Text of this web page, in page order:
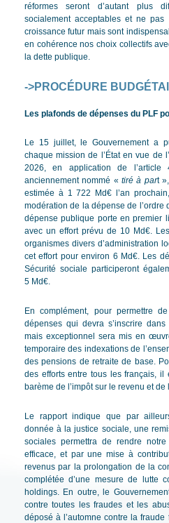
réformes seront d’autant plus
socialement acceptables et ne
croissance futur mais sont
en cohérence nos choix collectifs
la dette publique.
->PROCÉDURE
Les plafonds de dépenses du PLF
Le 15 juillet, le Gouvernement a
chaque mission de l’État en vue de
2026, en application de
anciennement nommé « tiré à part
estimée à 1 722 Md€ l’an
modération de la dépense de
dépense publique porte en premier
avec un effort prévu de 10 Md€.
organismes divers d’administration
cet effort pour environ 6 Md€. Les
Sécurité sociale participeront
5 Md€.
En complément, pour permettre
dépenses qui devra s’inscrire
mais exceptionnel sera mis en
temporaire des indexations de
des pensions de retraite de base.
des efforts entre tous les français,
barème de l’impôt sur le revenu et de
Le rapport indique que par
donnée à la justice sociale, une
sociales permettra de rendre
efficace, et par une mise à
revenus par la prolongation de la
complétée d’une mesure de lutte
holdings. En outre, le
contre toutes les fraudes et les
déposé à l’automne contre la